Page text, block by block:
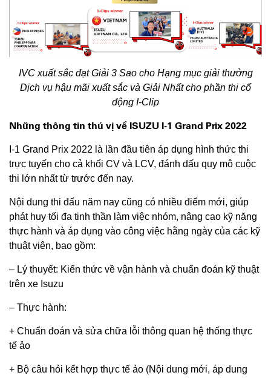
IVC xuất sắc đạt Giải 3 Sao cho Hạng mục giải thưởng
Dịch vụ hậu mãi xuất sắc và Giải Nhất cho phần thi cổ
động I-Clip
Những thông tin thú vị về ISUZU I-1 Grand Prix 2022
I-1 Grand Prix 2022 là lần đầu tiên áp dụng hình thức thi
trực tuyến cho cả khối CV và LCV, đánh dấu quy mô cuộc
thi lớn nhất từ trước đến nay.
Nội dung thi đấu năm nay cũng có nhiều điểm mới, giúp
phát huy tối đa tinh thần làm việc nhóm, nâng cao kỹ năng
thực hành và áp dụng vào công việc hằng ngày của các kỹ
thuật viên, bao gồm:
– Lý thuyết: Kiến thức về vận hành và chuẩn đoán kỹ thuật
trên xe Isuzu
– Thực hành:
+ Chuẩn đoán và sửa chữa lỗi thông quan hệ thống thực
tế ảo
+ Bộ câu hỏi kết hợp thực tế ảo (Nội dung mới, áp dung